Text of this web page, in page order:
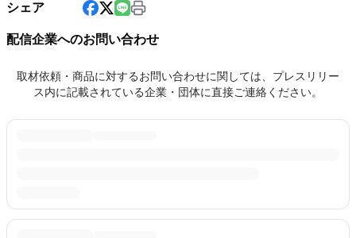
シェア
配信企業へのお問い合わせ
取材依頼・商品に対するお問い合わせに関しては、プレスリリー
ス内に記載されている企業・団体に直接ご連絡ください。